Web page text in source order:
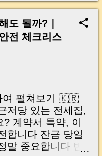
Avoid MoneyLog
각 해보신 적 있으
내고 끝나는 거 아
면 전혀 그렇지 않
처리하는 날’이 아
원이 한 번에 움직
다. 실제로 제가
다. 금요일 오후 3
멈췄고 그 자리에
한 상황이 있었습니
하십니다. “내 대출
죠?” “매도인이 대
?” 이 모든 불안,
도 될까?｜
전 체크리스
여 펼쳐보기 🇰🇷
저당 있는 전세집,
계약서 특약, 이
합니다 잔금 당일
말 중요합니다 반